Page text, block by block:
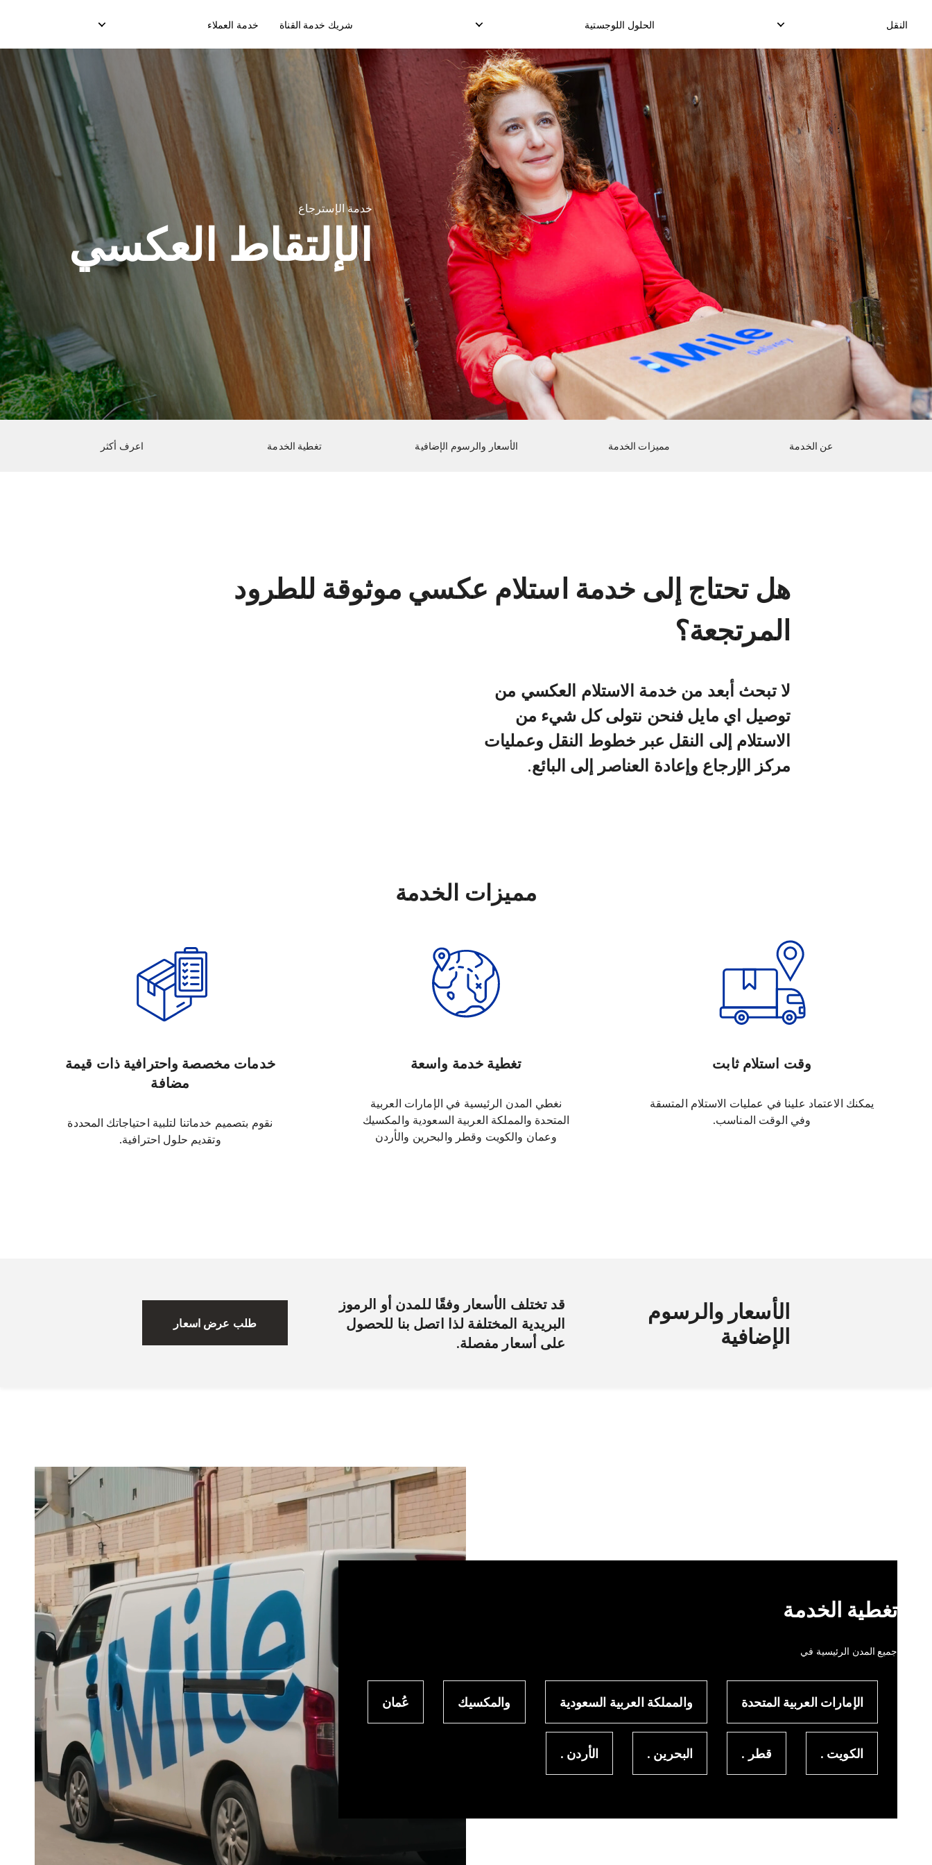
النقل الحلول اللوجستية
التوصيل المحلي السريع
توصيل الدرووب شيب المحلي
توصيل البضائع المحلية
توصيل الدروب شيب الدولي
توصيل البضائع الدولية
الشحن الدولي الموحد
الإلتقاط العكسي
إدارة الإسترجاع
خدمة التخزين
توصيل طلب الإنجاز
تسليم صندوق التبريد خدمة الدفع عند الإستلام
خدمة نقاط البيع
رسائل ( OTP) التسليم
نقل التعبئة
نموذج التسليم في السوق
نموذج التسليم المخصص
شريك خدمة القناة خدمة العملاء
خدمة الإسترجاع
الإلتقاط العكسي
عن الخدمة مميزات الخدمة الأسعار والرسوم الإضافية تغطية الخدمة اعرف أكثر
هل تحتاج إلى خدمة استلام عكسي موثوقة للطرود
المرتجعة؟
لا تبحث أبعد من خدمة الاستلام العكسي من
توصيل اي مايل فنحن نتولى كل شيء من
الاستلام إلى النقل عبر خطوط النقل وعمليات
مركز الإرجاع وإعادة العناصر إلى البائع.
مميزات الخدمة
وقت استلام ثابت
يمكنك الاعتماد علينا في عمليات الاستلام المتسقة
وفي الوقت المناسب.
تغطية خدمة واسعة
نغطي المدن الرئيسية في الإمارات العربية
المتحدة والمملكة العربية السعودية والمكسيك
وعمان والكويت وقطر والبحرين والأردن
خدمات مخصصة واحترافية ذات قيمة
مضافة
نقوم بتصميم خدماتنا لتلبية احتياجاتك المحددة
وتقديم حلول احترافية.
الأسعار والرسوم
الإضافية
قد تختلف الأسعار وفقًا للمدن أو الرموز
البريدية المختلفة لذا اتصل بنا للحصول
على أسعار مفصلة.
طلب عرض اسعار
تغطية الخدمة
جميع المدن الرئيسية في
الإمارات العربية المتحدة والمملكة العربية السعودية والمكسيك عُمان
الكويت . قطر . البحرين . الأردن .